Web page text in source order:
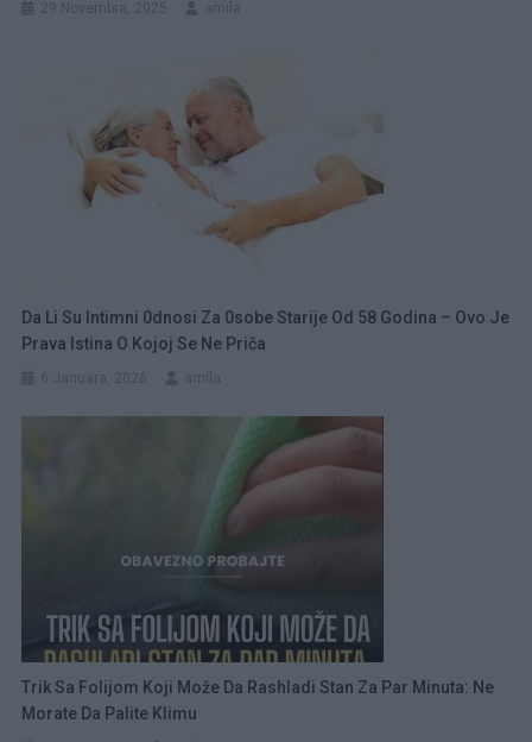
Da Li Su Intimni 0dnosi Za 0sobe Starije Od 58 Godina – Ovo Je
Prava Istina O Kojoj Se Ne Priča
Trik Sa Folijom Koji Može Da Rashladi Stan Za Par Minuta: Ne
Morate Da Palite Klimu